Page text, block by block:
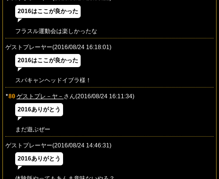
2016はここが良かった
フラスル運動会は楽しかったな
ゲストプレーヤー(2016/08/24 16:18:01)
2016はここが良かった
スパキャンヘッドイブラ様！
★80 ゲストプレ－ヤ－ さん(2016/08/24 16:11:34)
2016ありがとう
まだ遊ぶぜー
ゲストプレーヤー(2016/08/24 14:46:31)
2016ありがとう